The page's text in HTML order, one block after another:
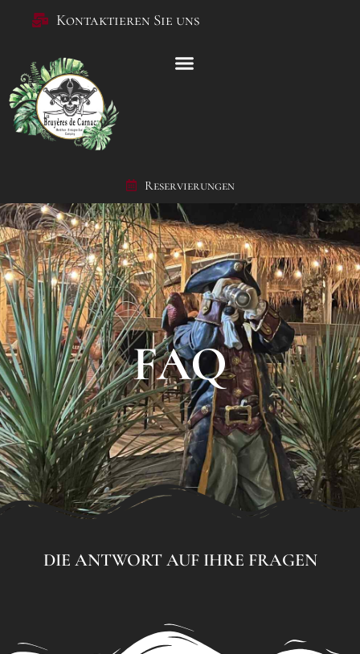
Kontaktieren Sie uns
Reservierungen
FAQ
DIE ANTWORT AUF IHRE FRAGEN